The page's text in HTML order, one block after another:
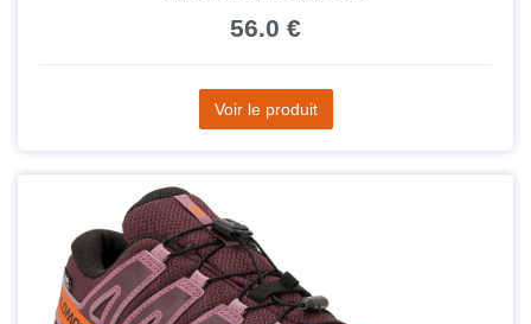
56.0 €
Voir le produit